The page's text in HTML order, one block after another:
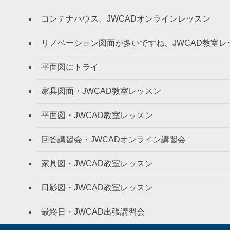
コンテナハウス、JWCADオンラインレッスン
リノベーション図面が多いですね、JWCAD教室レ
平面図にトライ
家具図面・JWCAD教室レッスン
平面図・JWCAD教室レッスン
回答講習会・JWCADオンライン講習会
家具図・JWCAD教室レッスン
日影図・JWCAD教室レッスン
最終日・JWCAD出張講習会